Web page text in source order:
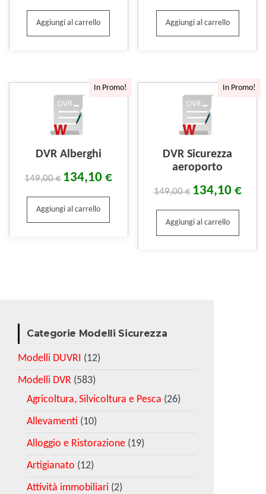
Aggiungi al carrello Aggiungi al carrello
In Promo!
DVR Alberghi
149,00€ 134,10€
Aggiungi al carrello
In Promo!
DVR Sicurezza
aeroporto
149,00€ 134,10 €
Aggiungi al carrello
Categorie Modelli Sicurezza
Modelli DUVRI (12)
Modelli DVR (583)
Agricoltura, Silvicoltura e Pesca (26)
Allevamenti (10)
Alloggio e Ristorazione (19)
Artigianato (12)
Attività immobiliari (2)